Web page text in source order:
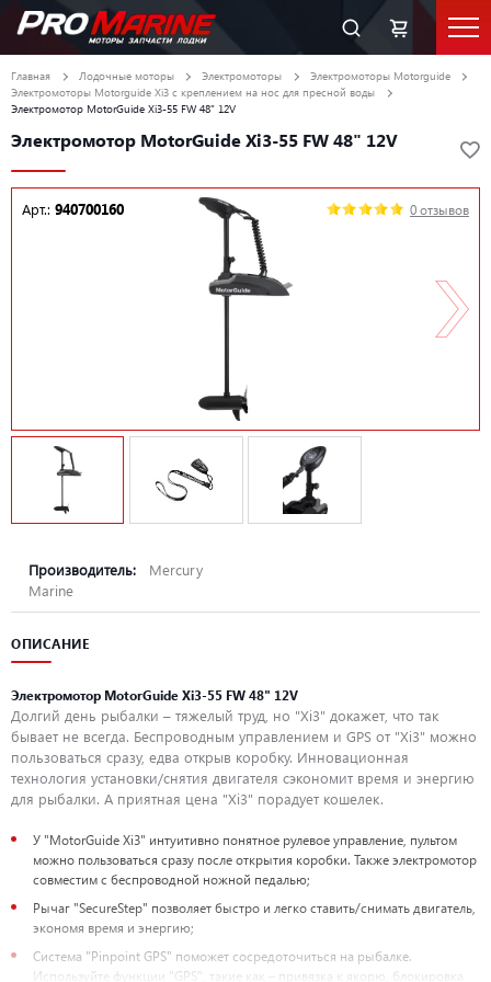
Главная Лодочные моторы Электромоторы
Электромоторы Motorguide
Электромоторы Motorguide Xi3 c креплением на нос для пресной воды
Электромотор MotorGuide Xi3-55 FW 48" 12V
Электромотор MotorGuide Xi3-55 FW 48" 12V
Арт.: 940700160 0 отзывов
Производитель:
Mercury
Marine
ОПИСАНИЕ
Электромотор MotorGuide Xi3-55 FW 48" 12V
Долгий день рыбалки – тяжелый труд, но "Xi3" докажет, что так
бывает не всегда. Беспроводным управлением и GPS от "Xi3" можно
пользоваться сразу, едва открыв коробку. Инновационная
технология установки/снятия двигателя сэкономит время и энергию
для рыбалки. А приятная цена "Xi3" порадует кошелек.
У "MotorGuide Xi3" интуитивно понятное рулевое управление, пультом
можно пользоваться сразу после открытия коробки. Также электромотор
совместим с беспроводной ножной педалью;
Рычаг "SecureStep" позволяет быстро и легко ставить/снимать двигатель,
экономя время и энергию;
Система "Pinpoint GPS" поможет сосредоточиться на рыбалке.
Используйте функции "GPS", такие как – привязка к якорю, блокировка